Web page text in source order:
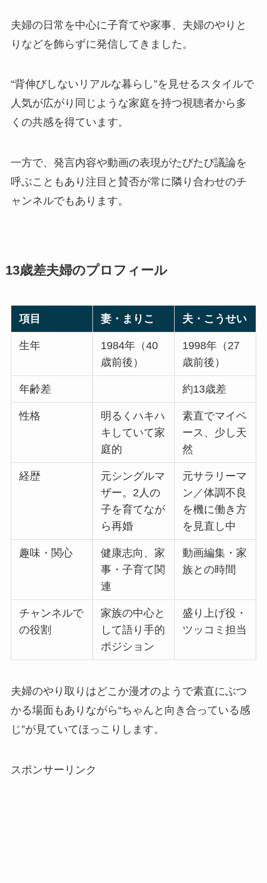
夫婦の日常を中心に子育てや家事、夫婦のやりと
りなどを飾らずに発信してきました。
“背伸びしないリアルな暮らし”を見せるスタイルで
人気が広がり同じような家庭を持つ視聴者から多
くの共感を得ています。
一方で、発言内容や動画の表現がたびたび議論を
呼ぶこともあり注目と賛否が常に隣り合わせのチ
ャンネルでもあります。
13歳差夫婦のプロフィール
項目 妻・まりこ 夫・こうせい
生年
1984年（40
歳前後）
1998年（27
歳前後）
年齢差 約13歳差
性格
明るくハキハ
キしていて家
庭的
素直でマイペ
ース、少し天
然
経歴
元シングルマ
ザー。2人の
子を育てなが
ら再婚
元サラリーマ
ン／体調不良
を機に働き方
を見直し中
趣味・関心
健康志向、家
事・子育て関
連
動画編集・家
族との時間
チャンネルで
の役割
家族の中心と
して語り手的
ポジション
盛り上げ役・
ツッコミ担当
夫婦のやり取りはどこか漫才のようで素直にぶつ
かる場面もありながら“ちゃんと向き合っている感
じ”が見ていてほっこりします。
スポンサーリンク